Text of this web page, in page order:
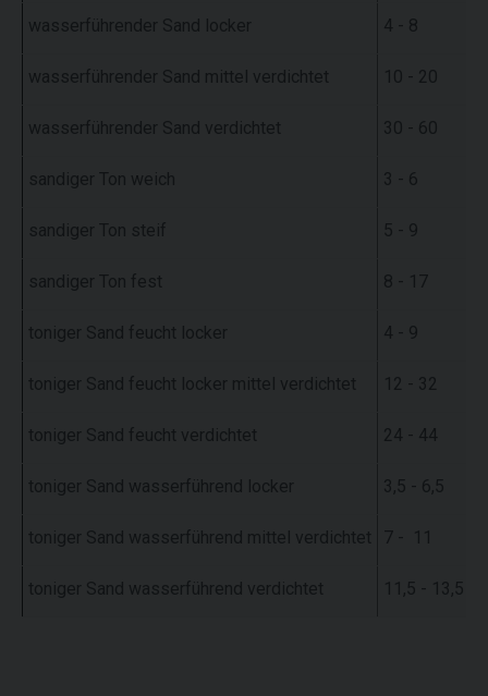
wasserführender Sand locker 4 - 8
wasserführender Sand mittel verdichtet 10 - 20
wasserführender Sand verdichtet 30 - 60
sandiger Ton weich 3 - 6
sandiger Ton steif 5 - 9
sandiger Ton fest 8 - 17
toniger Sand feucht locker 4 - 9
toniger Sand feucht locker mittel verdichtet 12 - 32
toniger Sand feucht verdichtet 24 - 44
toniger Sand wasserführend locker 3,5 - 6,5
toniger Sand wasserführend mittel verdichtet 7 - 11
toniger Sand wasserführend verdichtet 11,5 - 13,5